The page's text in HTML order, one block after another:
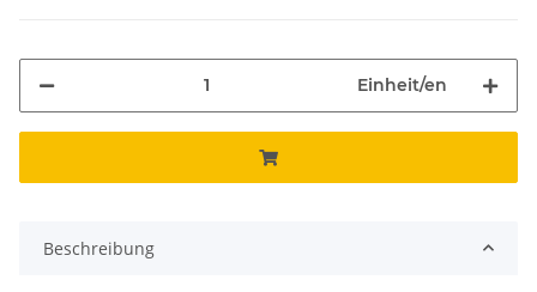
Einheit/en
Beschreibung